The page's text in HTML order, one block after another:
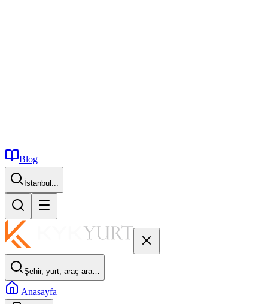
Blog
İstanbul...
Şehir, yurt, araç ara…
Anasayfa